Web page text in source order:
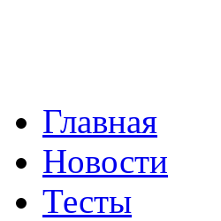
Главная
Новости
Тесты